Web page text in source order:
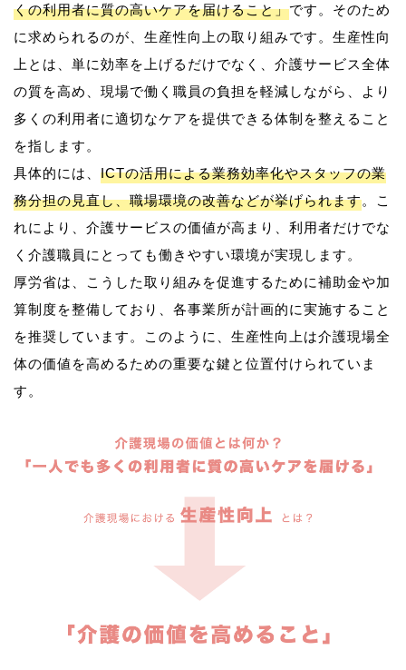
くの利用者に質の高いケアを届けること」です。そのため
に求められるのが、生産性向上の取り組みです。生産性向
上とは、単に効率を上げるだけでなく、介護サービス全体
の質を高め、現場で働く職員の負担を軽減しながら、より
多くの利用者に適切なケアを提供できる体制を整えること
を指します。
具体的には、 ICTの活用による業務効率化やスタッフの業
務分担の見直し、職場環境の改善などが挙げられます。こ
れにより、介護サービスの価値が高まり、利用者だけでな
く介護職員にとっても働きやすい環境が実現します。
厚労省は、こうした取り組みを促進するために補助金や加
算制度を整備しており、各事業所が計画的に実施すること
を推奨しています。このように、生産性向上は介護現場全
体の価値を高めるための重要な鍵と位置付けられていま